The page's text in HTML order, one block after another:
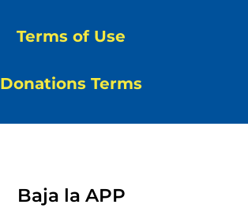
Terms of Use
Donations Terms
Baja la APP